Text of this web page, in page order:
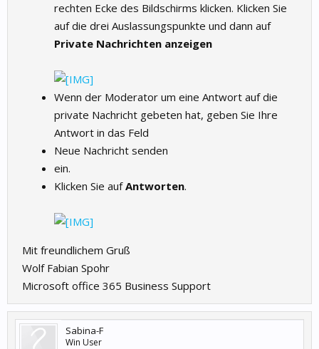
rechten Ecke des Bildschirms klicken. Klicken Sie
auf die drei Auslassungspunkte und dann auf
Private Nachrichten anzeigen
Wenn der Moderator um eine Antwort auf die
private Nachricht gebeten hat, geben Sie Ihre
Antwort in das Feld
Neue Nachricht senden
ein.
Klicken Sie aufAntworten.
Mit freundlichem Gruß
Wolf Fabian Spohr
Microsoft office 365 Business Support
Sabina-F
Win User